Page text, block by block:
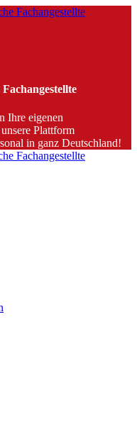
Ihre eigenen
Plattform
in ganz Deutschland!